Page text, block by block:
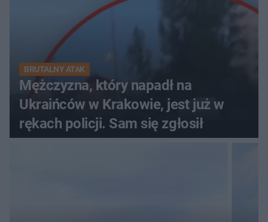
BRUTALNY ATAK
Mężczyzna, który napadł na
Ukraińców w Krakowie, jest już w
rękach policji. Sam się zgłosił